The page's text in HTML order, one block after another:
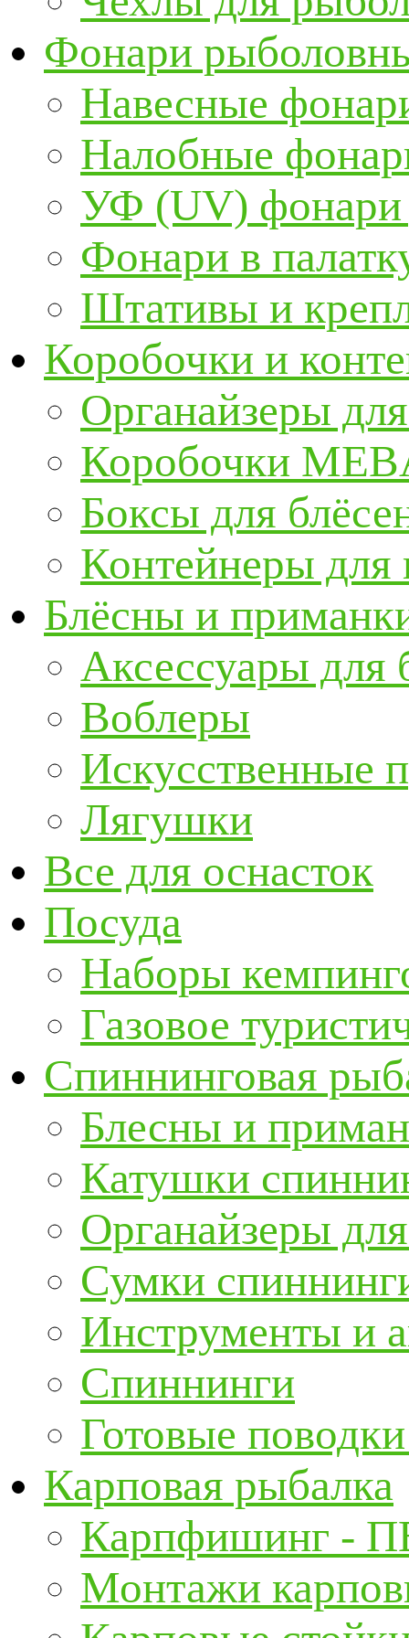
Фонари
Навесные
Налобные
УФ (UV) фонари
Фонари в
Штативы и
Коробочки и
Органайзеры
Коробочки
Боксы для
Контейнеры для
Блёсны и
Аксессуары для
Воблеры
Искусственные
Лягушки
Все для оснасток
Посуда
Наборы
Газовое
Спиннинговая
Блесны и
Катушки
Органайзеры
Сумки
Инструменты и
Спиннинги
Готовые
Карповая рыбалка
Карпфишинг -
Монтажи